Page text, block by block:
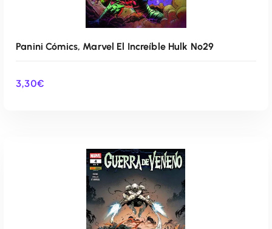
AÑADIR AL CARRITO
Panini Cómics, Marvel El Increíble Hulk Nº29
3,30€